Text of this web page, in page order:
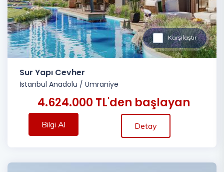
Karşılaştır
Sur Yapı Cevher
İstanbul Anadolu / Ümraniye
4.624.000 TL'den başlayan
Bilgi Al Detay